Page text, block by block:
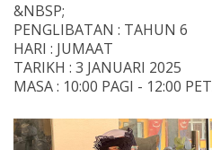
&NBSP;
PENGLIBATAN : TAHUN 6
HARI : JUMAAT
TARIKH : 3 JANUARI 2025
MASA : 10:00 PAGI - 12:00